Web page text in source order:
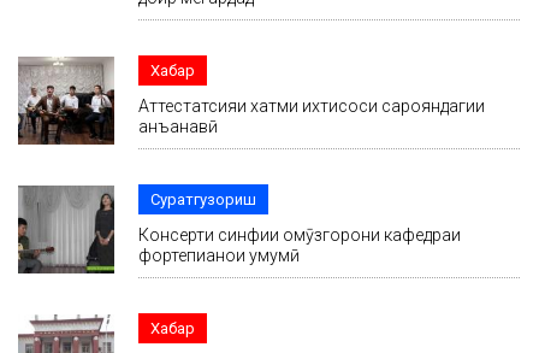
Хабар
Аттестатсияи хатми ихтисоси сарояндагии
анъанавӣ
Суратгузориш
Консерти синфии омӯзгорони кафедраи
фортепианои умумӣ
Хабар